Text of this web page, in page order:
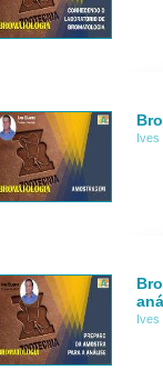
Ives
Ives